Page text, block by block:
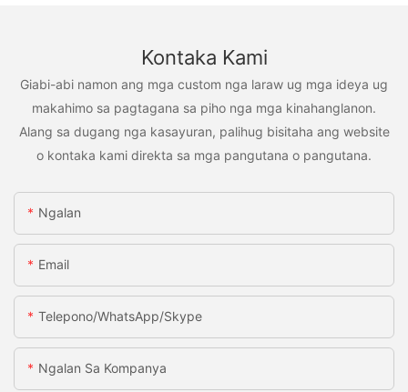
Kontaka Kami
Giabi-abi namon ang mga custom nga laraw ug mga ideya ug
makahimo sa pagtagana sa piho nga mga kinahanglanon.
Alang sa dugang nga kasayuran, palihug bisitaha ang website
o kontaka kami direkta sa mga pangutana o pangutana.
Ngalan
Email
Telepono/WhatsApp/Skype
Ngalan Sa Kompanya